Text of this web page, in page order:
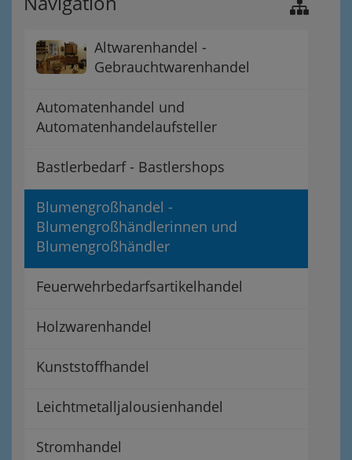
Altwarenhandel -
Gebrauchtwarenhandel
Automatenhandel und
Automatenhandelaufsteller
Bastlerbedarf - Bastlershops
Blumengroßhandel -
Blumengroßhändlerinnen und
Blumengroßhändler
Feuerwehrbedarfsartikelhandel
Holzwarenhandel
Kunststoffhandel
Leichtmetalljalousienhandel
Stromhandel